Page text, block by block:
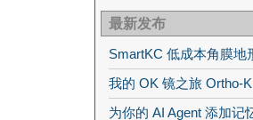
最新发布
SmartKC 低成本角膜地
我的 OK 镜之旅 Ortho-
为你的 AI Agent 添加记